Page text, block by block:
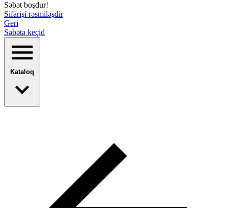
Səbət boşdur!
Sifarişi rəsmiləşdir
Geri
Səbətə keçid
Kataloq